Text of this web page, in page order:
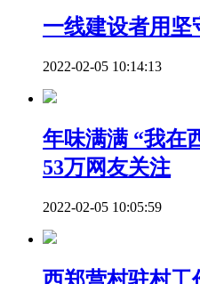
一线建设者用坚
2022-02-05 10:14:13
年味满满 “我在
53万网友关注
2022-02-05 10:05:59